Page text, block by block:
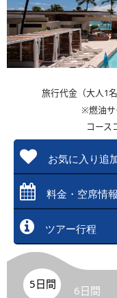
旅行代金（大人1名
※燃油サ
コース
お気に入り追
料金・空席情報
ツアー行程
5日間 6日間